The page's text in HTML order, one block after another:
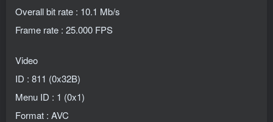
Overall bit rate : 10.1 Mb/s
Frame rate : 25.000 FPS
Video
ID : 811 (0x32B)
Menu ID : 1 (0x1)
Format : AVC